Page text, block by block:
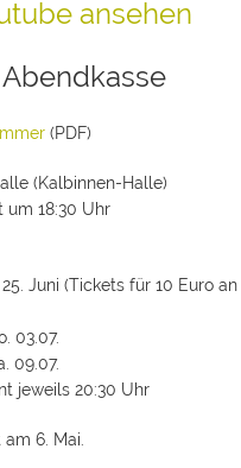
ansehen
(PDF)
(Kalbinnen-Halle)
um 18:30 Uhr
Juni (Tickets für 10 Euro
03.07.
09.07.
jeweils 20:30 Uhr
6. Mai.